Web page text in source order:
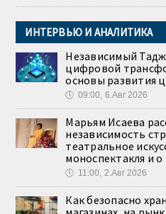
ИНТЕРВЬЮ И АНАЛИТИКА
Независимый
цифровой
основы развития
🕔 09:00, 6.Авг 2026
Марьям Исаева
независимость
театральное
моноспектакля и
🕔 11:00, 2.Авг 2026
Как безопасно